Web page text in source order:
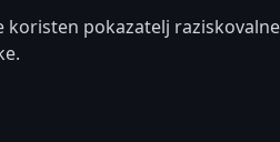
pokazatelj